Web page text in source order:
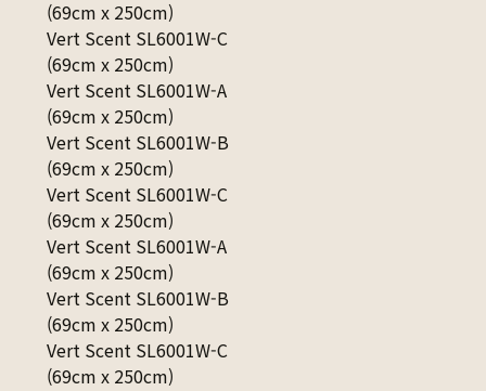
(69cm x 250cm)
Vert Scent SL6001W-C
(69cm x 250cm)
Vert Scent SL6001W-A
(69cm x 250cm)
Vert Scent SL6001W-B
(69cm x 250cm)
Vert Scent SL6001W-C
(69cm x 250cm)
Vert Scent SL6001W-A
(69cm x 250cm)
Vert Scent SL6001W-B
(69cm x 250cm)
Vert Scent SL6001W-C
(69cm x 250cm)